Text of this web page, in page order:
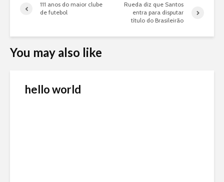
111 anos do maior clube
de futebol
Rueda diz que Santos
entra para disputar
título do Brasileirão
You may also like
hello world